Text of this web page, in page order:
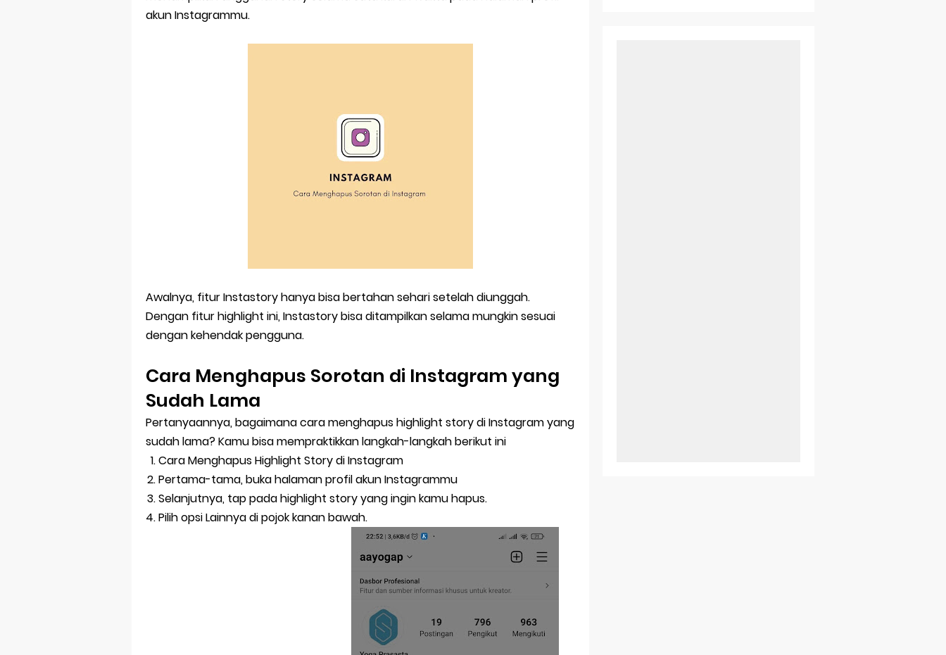
Pp Wa Couple Pasangan: Cara Terbaik Untuk Menjaga Hubungan
Cara Mengecek Windows Ori
Siap Video Call, tapi Download Aplikasinya Dulu, Abangku
akun Instagrammu.
Awalnya, fitur Instastory hanya bisa bertahan sehari setelah diunggah.
Dengan fitur highlight ini, Instastory bisa ditampilkan selama mungkin sesuai
dengan kehendak pengguna.
Cara Menghapus Sorotan di Instagram yang
Sudah Lama
Pertanyaannya, bagaimana cara menghapus highlight story di Instagram yang
sudah lama? Kamu bisa mempraktikkan langkah-langkah berikut ini
Cara Menghapus Highlight Story di Instagram
Pertama-tama, buka halaman profil akun Instagrammu
Selanjutnya, tap pada highlight story yang ingin kamu hapus.
Pilih opsi Lainnya di pojok kanan bawah.